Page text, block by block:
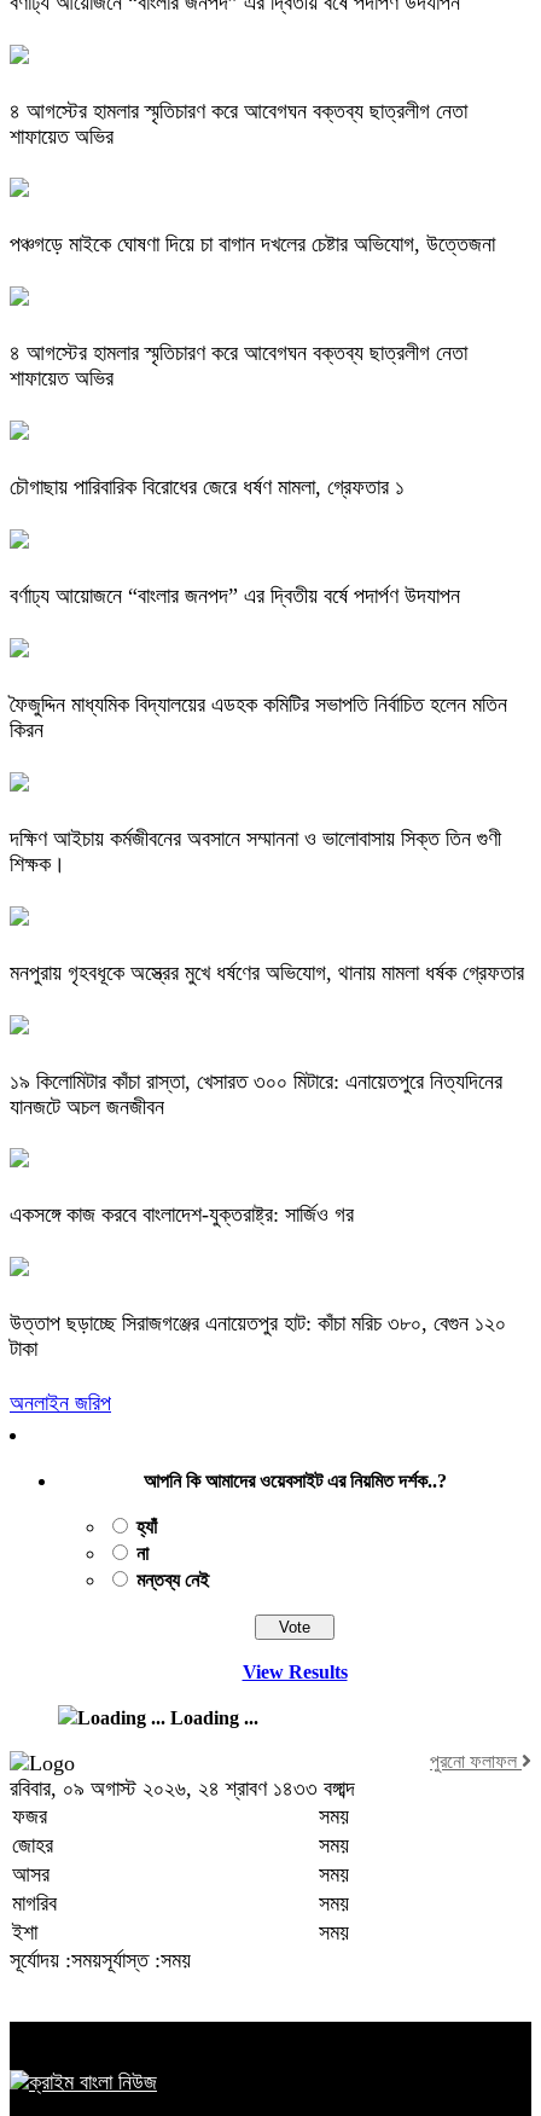
৪ আগস্টের হামলার স্মৃতিচারণ করে আবেগঘন বক্তব্য ছাত্রলীগ নেতা
শাফায়েত অভির
পঞ্চগড়ে মাইকে ঘোষণা দিয়ে চা বাগান দখলের চেষ্টার অভিযোগ, উত্তেজনা
৪ আগস্টের হামলার স্মৃতিচারণ করে আবেগঘন বক্তব্য ছাত্রলীগ নেতা
শাফায়েত অভির
চৌগাছায় পারিবারিক বিরোধের জেরে ধর্ষণ মামলা, গ্রেফতার ১
বর্ণাঢ্য আয়োজনে “বাংলার জনপদ” এর দ্বিতীয় বর্ষে পদার্পণ উদযাপন
ফৈজুদ্দিন মাধ্যমিক বিদ্যালয়ের এডহক কমিটির সভাপতি নির্বাচিত হলেন মতিন
কিরন
দক্ষিণ আইচায় কর্মজীবনের অবসানে সম্মাননা ও ভালোবাসায় সিক্ত তিন গুণী
শিক্ষক।
মনপুরায় গৃহবধূকে অস্ত্রের মুখে ধর্ষণের অভিযোগ, থানায় মামলা ধর্ষক গ্রেফতার
​১৯ কিলোমিটার কাঁচা রাস্তা, খেসারত ৩০০ মিটারে: এনায়েতপুরে নিত্যদিনের
যানজটে অচল জনজীবন
একসঙ্গে কাজ করবে বাংলাদেশ-যুক্তরাষ্ট্র: সার্জিও গর
উত্তাপ ছড়াচ্ছে সিরাজগঞ্জের এনায়েতপুর হাট: কাঁচা মরিচ ৩৮০, বেগুন ১২০
টাকা
অনলাইন জরিপ
আপনি কি আমাদের ওয়েবসাইট এর নিয়মিত দর্শক..?
হ্যাঁ
না
মন্তব্য নেই
View Results
Loading ...
পুরনো ফলাফল
রবিবার, ০৯ অগাস্ট ২০২৬, ২৪ শ্রাবণ ১৪৩৩ বঙ্গাব্দ
ফজর
সময়
জোহর
সময়
আসর
সময়
মাগরিব
সময়
ইশা
সময়
সূর্যোদয় :সময়সূর্যাস্ত :সময়